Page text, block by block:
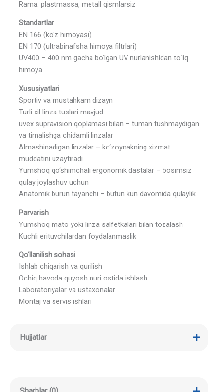
Rama: plastmassa, metall qismlarsiz
Standartlar
EN 166 (ko‘z himoyasi)
EN 170 (ultrabinafsha himoya filtrlari)
UV400 – 400 nm gacha bo‘lgan UV nurlanishidan to‘liq
himoya
Xususiyatlari
Sportiv va mustahkam dizayn
Turli xil linza tuslari mavjud
uvex supravision qoplamasi bilan – tuman tushmaydigan
va tirnalishga chidamli linzalar
Almashinadigan linzalar – ko‘zoynakning xizmat
muddatini uzaytiradi
Yumshoq qo‘shimchali ergonomik dastalar – bosimsiz
qulay joylashuv uchun
Anatomik burun tayanchi – butun kun davomida qulaylik
Parvarish
Yumshoq mato yoki linza salfetkalari bilan tozalash
Kuchli erituvchilardan foydalanmaslik
Qo‘llanilish sohasi
Ishlab chiqarish va qurilish
Ochiq havoda quyosh nuri ostida ishlash
Laboratoriyalar va ustaxonalar
Montaj va servis ishlari
Hujjatlar